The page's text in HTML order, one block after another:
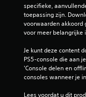
specifieke,
toepassing zijn.
voorwaarden akkoord
voor meer belangrijke
Je kunt deze content
PS5-console die aan
'Console delen en
consoles wanneer je
Lees voordat u dit